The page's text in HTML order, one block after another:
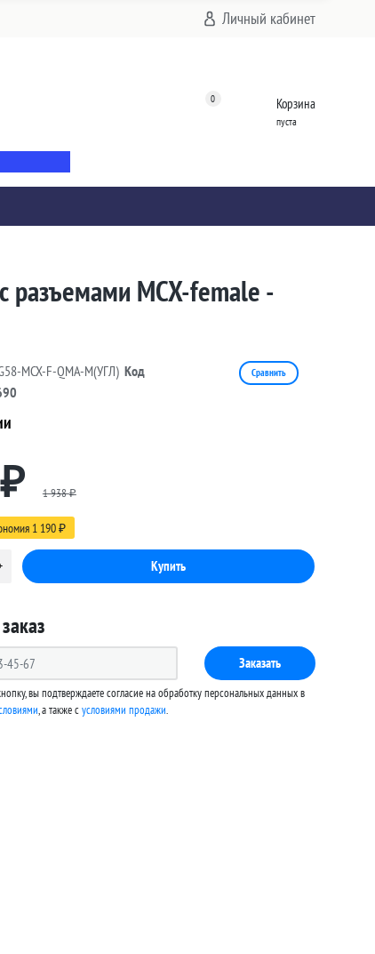
Личный кабинет
0 Корзина
пуста
разъемами MCX-female -
MCX-F-QMA-M(УГЛ) Код
Сравнить
₽ 1 938₽
1 190 ₽
Заказать
вы подтверждаете согласие на обработку персональных данных в
, а также cусловиями продажи.